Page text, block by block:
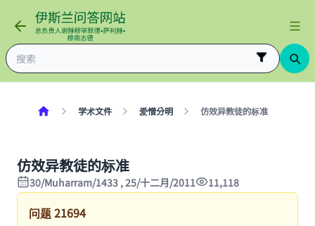
学术文件 爱憎分明 仿效异教徒的标准
仿效异教徒的标准
30/Muharram/1433 , 25/十二月/2011 11,118
问题21694